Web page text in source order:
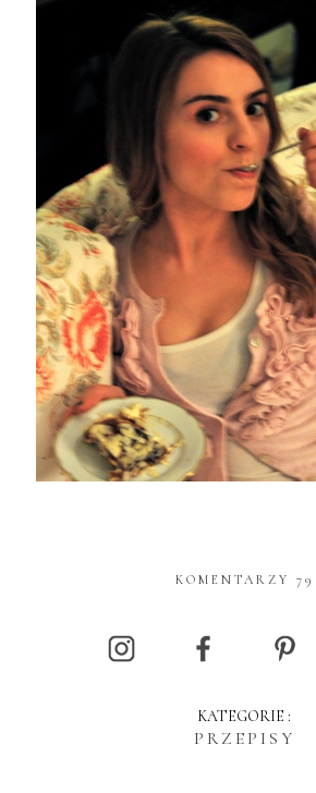
KOMENTARZY 79
KATEGORIE :
PRZEPISY